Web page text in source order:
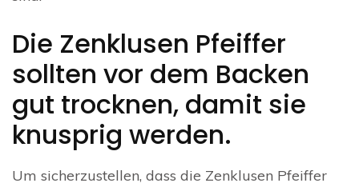
Die Zenklusen Pfeiffer
sollten vor dem Backen
gut trocknen, damit sie
knusprig werden.
Um sicherzustellen, dass die Zenklusen Pfeiffer